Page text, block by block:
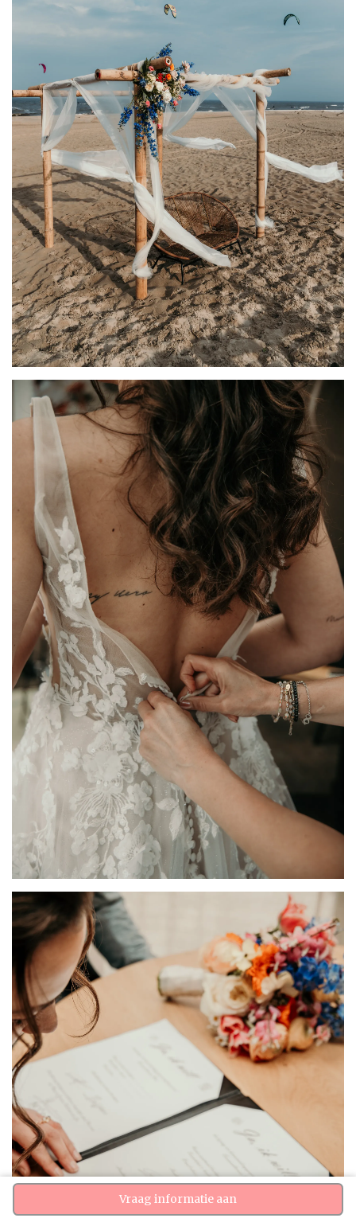
Vraag informatie aan